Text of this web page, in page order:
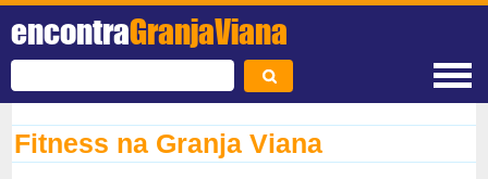
encontraGranjaViana
Fitness na Granja Viana